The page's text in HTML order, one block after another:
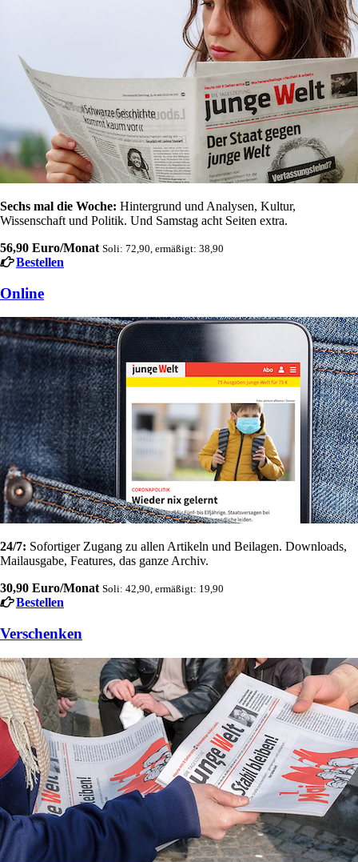
Sechs mal die Woche: Hintergrund und Analysen, Kultur,
Wissenschaft und Politik. Und Samstag acht Seiten extra.
56,90 Euro/Monat Soli: 72,90, ermäßigt: 38,90
Bestellen
Online
24/7: Sofortiger Zugang zu allen Artikeln und Beilagen. Downloads,
Mailausgabe, Features, das ganze Archiv.
30,90 Euro/Monat Soli: 42,90, ermäßigt: 19,90
Bestellen
Verschenken